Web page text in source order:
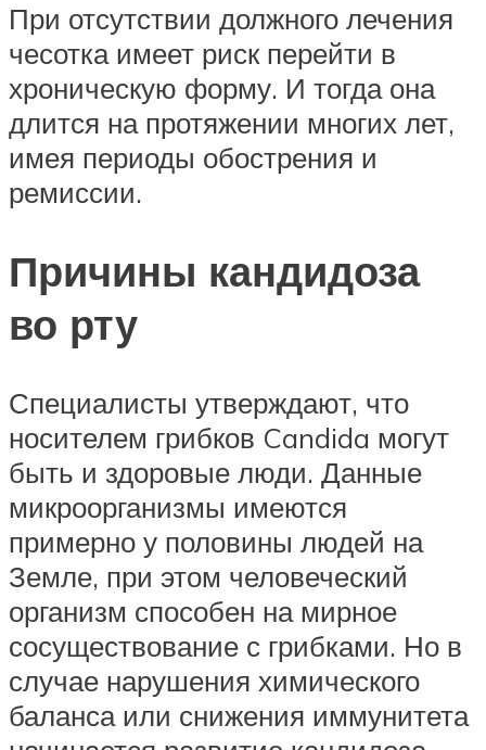
При отсутствии должного лечения
чесотка имеет риск перейти в
хроническую форму. И тогда она
длится на протяжении многих лет,
имея периоды обострения и
ремиссии.
Причины кандидоза
во рту
Специалисты утверждают, что
носителем грибков Candida могут
быть и здоровые люди. Данные
микроорганизмы имеются
примерно у половины людей на
Земле, при этом человеческий
организм способен на мирное
сосуществование с грибками. Но в
случае нарушения химического
баланса или снижения иммунитета